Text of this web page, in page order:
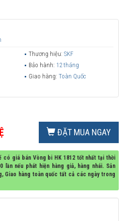
Thương hiệu: SKF
Bảo hành: 12 tháng
Giao hàng: Toàn Quốc
ĐẶT MUA NGAY
có giá bán Vòng bi HK 1812 tốt nhất tại thời
lần nếu phát hiện hàng giả, hàng nhái. Sản
Giao hàng toàn quốc tất cả các ngày trong